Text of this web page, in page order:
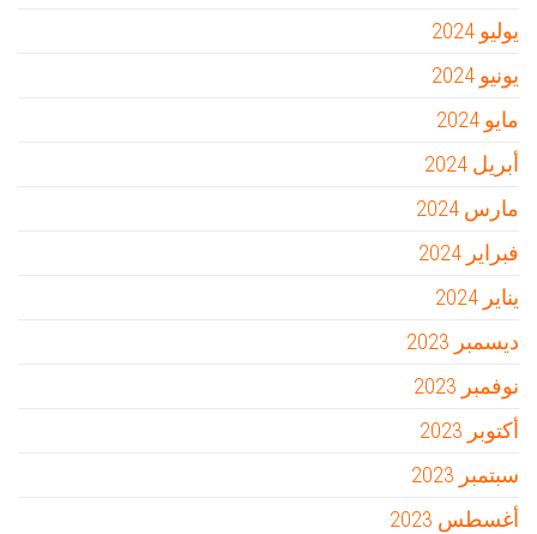
يوليو 2024
يونيو 2024
مايو 2024
أبريل 2024
مارس 2024
فبراير 2024
يناير 2024
ديسمبر 2023
نوفمبر 2023
أكتوبر 2023
سبتمبر 2023
أغسطس 2023